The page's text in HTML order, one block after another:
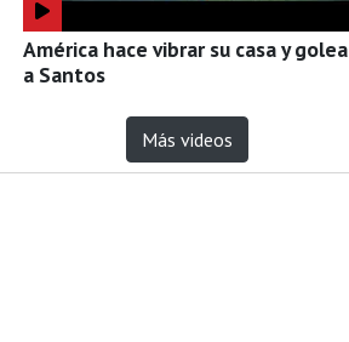
América hace vibrar su casa y golea
a Santos
Más videos